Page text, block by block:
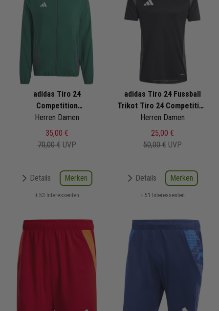
adidas Tiro 24
Competition
Präsentationsjacke
Herren Damen
35,00 €
70,00 € UVP
Details Merken
+ 53 Interessenten
adidas Tiro 24 Fussball
Trikot Tiro 24 Competition
Match
Herren Damen
25,00 €
50,00 € UVP
Details Merken
+ 51 Interessenten